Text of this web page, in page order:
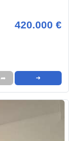
420.000 €
➦ ➜